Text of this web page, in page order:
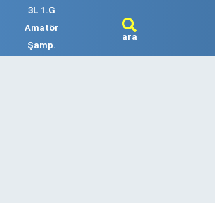
3L 1.G
Amatör
Şamp.
ara